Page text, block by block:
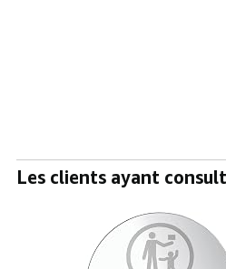
Les clients ayant